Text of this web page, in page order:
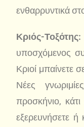
ενθαρρυντικά
Κριός-Τοξότης:
υποσχόμενος
Κριοί μπαίνετε
Νέες
προσκήνιο,
εξερευνήσετε ή